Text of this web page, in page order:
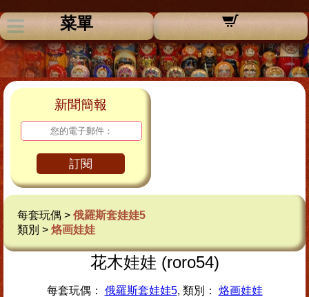
菜單
新聞簡報
訂閱
每套玩偶 > 俄羅斯套娃娃5
類別 > 烙画娃娃
花木娃娃 (roro54)
每套玩偶： 俄羅斯套娃娃5, 類別： 烙画娃娃